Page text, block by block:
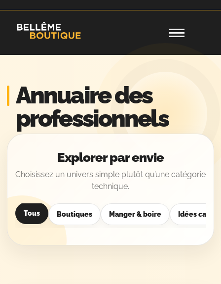
Annuaire des
professionnels
Explorer par envie
Choisissez un univers simple plutôt qu’une catégorie
technique.
Tous Boutiques Manger & boire Idées